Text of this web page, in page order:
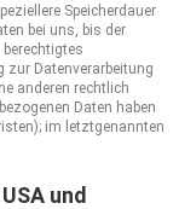
Speicherdauer
bei uns, bis der
zur Datenverarbeitung
anderen rechtlich
Daten haben
im letztgenannten
und